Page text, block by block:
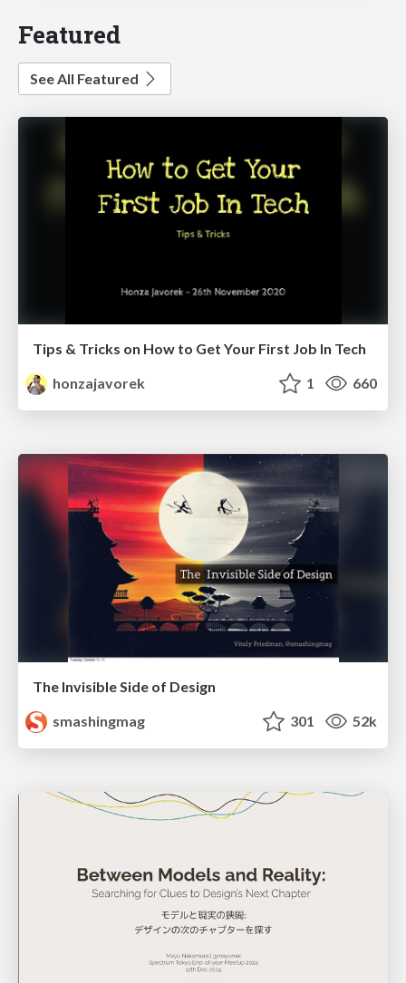
Featured
See All Featured
Tips & Tricks on How to Get Your First Job In Tech
honzajavorek
1 660
The Invisible Side of Design
smashingmag
301 52k